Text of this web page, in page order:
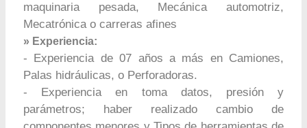
maquinaria pesada, Mecánica automotriz,
Mecatrónica o carreras afines
» Experiencia:
- Experiencia de 07 años a más en Camiones,
Palas hidráulicas, o Perforadoras.
- Experiencia en toma datos, presión y
parámetros; haber realizado cambio de